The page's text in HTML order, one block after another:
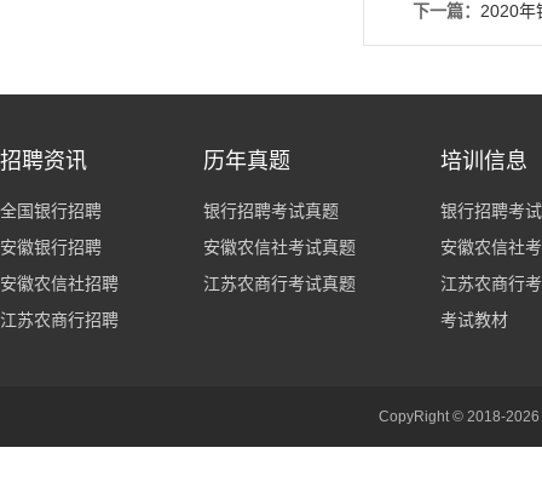
下一篇： 2020年
招聘资讯
全国银行招聘
安徽银行招聘
安徽农信社招聘
江苏农商行招聘
历年真题
银行招聘考试真题
安徽农信社考试真题
江苏农商行考试真题
培训信息
银行招聘考
安徽农信社
江苏农商行
考试教材
CopyRight © 2018-